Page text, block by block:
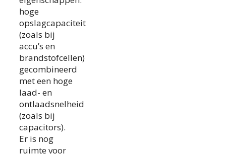
hoge
opslagcapaciteit
(zoals bij
accu’s en
brandstofcellen)
gecombineerd
met een hoge
laad- en
ontlaadsnelheid
(zoals bij
capacitors).
Er is nog
ruimte voor